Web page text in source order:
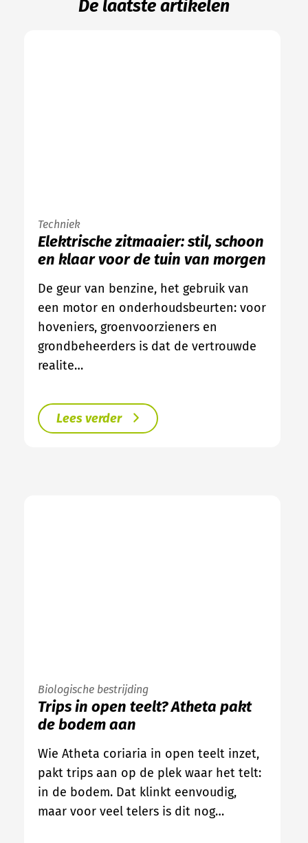
De laatste artikelen
Techniek
Elektrische zitmaaier: stil, schoon
en klaar voor de tuin van morgen
De geur van benzine, het gebruik van
een motor en onderhoudsbeurten: voor
hoveniers, groenvoorzieners en
grondbeheerders is dat de vertrouwde
realite…
Lees verder
Biologische bestrijding
Trips in open teelt? Atheta pakt
de bodem aan
Wie Atheta coriaria in open teelt inzet,
pakt trips aan op de plek waar het telt:
in de bodem. Dat klinkt eenvoudig,
maar voor veel telers is dit nog…